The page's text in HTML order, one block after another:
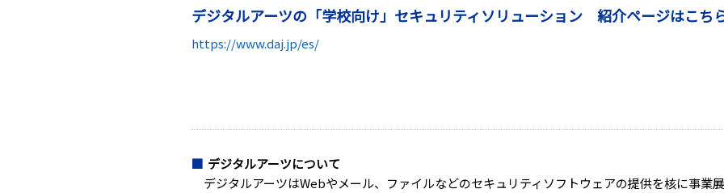
デジタルアーツの「学校向け」セキュリティソリューション 紹介ページはこち
https://www.daj.jp/es/
デジタルアーツについて
デジタルアーツはWebやメール、ファイルなどのセキュリティソフトウェアの提供を核に事業